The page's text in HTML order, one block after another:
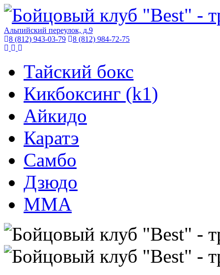
Альпийский переулок, д.9
8 (812) 943-03-79
8 (812) 984-72-75
Тайский бокс
Кикбоксинг (k1)
Айкидо
Каратэ
Самбо
Дзюдо
ММА